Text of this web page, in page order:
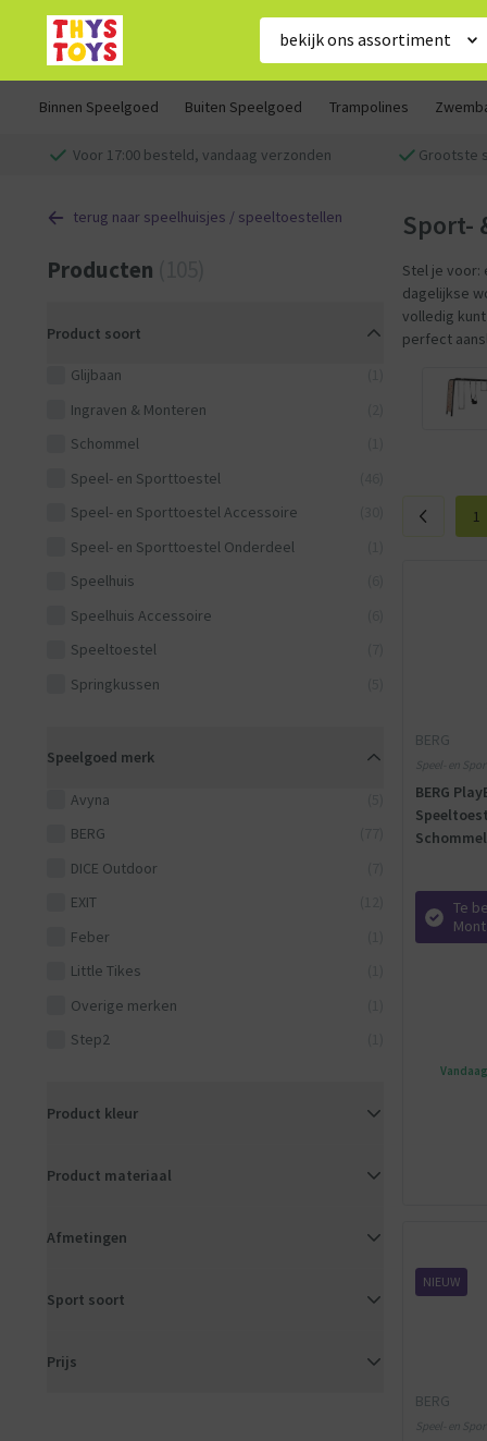
bekijk ons assortiment
Binnen Speelgoed Buiten Speelgoed Trampolines
Voor 17:00 besteld, vandaag verzonden Grootste
terug naar speelhuisjes / speeltoestellen
Producten
Product soort
Glijbaan
Ingraven & Monteren
Schommel
Speel- en Sporttoestel
Speel- en Sporttoestel Accessoire
Speel- en Sporttoestel Onderdeel
Speelhuis
Speelhuis Accessoire
Speeltoestel
Springkussen
Speelgoed merk
Avyna
BERG
DICE Outdoor
EXIT
Feber
Little Tikes
Overige merken
Step2
Product kleur
Product materiaal
Afmetingen
Sport soort
Prijs
Sport-
Stel je voor:
dagelijkse
volledig
perfect
1
BERG
Speel- en
BERG
Te
NIEUW
BERG
Speel- en